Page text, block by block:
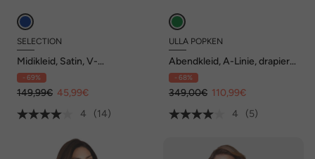
SELECTION
Midikleid, Satin, V-
Ausschnitt, Halbarm,
Taschen
- 69%
149,99€ 45,99€
4
(14)
ULLA POPKEN
Abendkleid, A-Linie, drapiert,
V-Ausschnitt, ärmellos
- 68%
349,00€ 110,99€
4
(5)